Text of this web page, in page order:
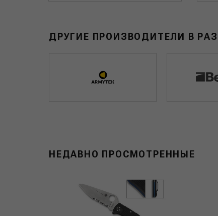
ДРУГИЕ ПРОИЗВОДИТЕЛИ В
НЕДАВНО ПРОСМОТРЕННЫЕ